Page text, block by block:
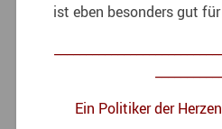
ist eben besonders gut
Ein Politiker der